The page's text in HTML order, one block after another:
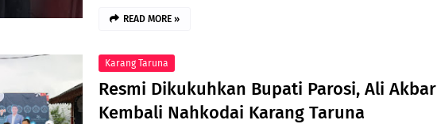
READ MORE »
Karang Taruna
Resmi Dikukuhkan Bupati Parosi, Ali Akbar
Kembali Nahkodai Karang Taruna